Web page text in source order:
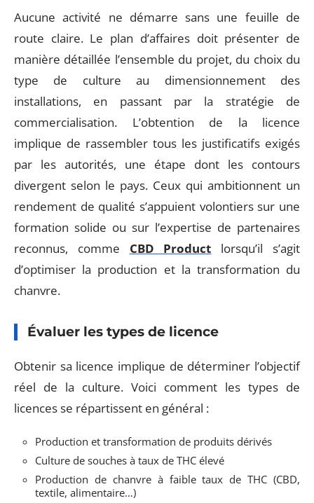
Aucune activité ne démarre sans une feuille de
route claire. Le plan d’affaires doit présenter de
manière détaillée l’ensemble du projet, du choix du
type de culture au dimensionnement des
installations, en passant par la stratégie de
commercialisation. L’obtention de la licence
implique de rassembler tous les justificatifs exigés
par les autorités, une étape dont les contours
divergent selon le pays. Ceux qui ambitionnent un
rendement de qualité s’appuient volontiers sur une
formation solide ou sur l’expertise de partenaires
reconnus, comme CBD Product lorsqu’il s’agit
d’optimiser la production et la transformation du
chanvre.
Évaluer les types de licence
Obtenir sa licence implique de déterminer l’objectif
réel de la culture. Voici comment les types de
licences se répartissent en général :
Production et transformation de produits dérivés
Culture de souches à taux de THC élevé
Production de chanvre à faible taux de THC (CBD,
textile, alimentaire…)